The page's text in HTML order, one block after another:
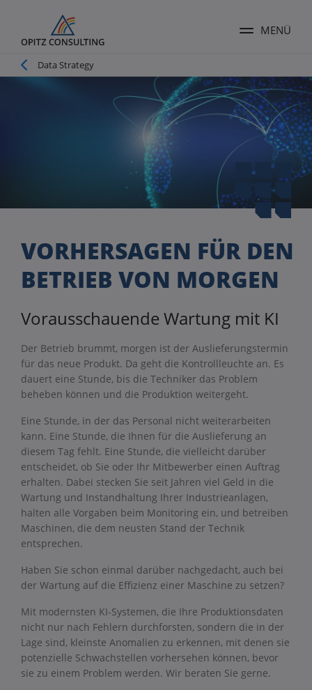
Menü
MENÜ
Pfadnavigation
Data Strategy
VORHERSAGEN FÜR DEN
BETRIEB VON MORGEN
Vorausschauende Wartung mit KI
Der Betrieb brummt, morgen ist der Auslieferungstermin
für das neue Produkt. Da geht die Kontrollleuchte an. Es
dauert eine Stunde, bis die Techniker das Problem
beheben können und die Produktion weitergeht.
Eine Stunde, in der das Personal nicht weiterarbeiten
kann. Eine Stunde, die Ihnen für die Auslieferung an
diesem Tag fehlt. Eine Stunde, die vielleicht darüber
entscheidet, ob Sie oder Ihr Mitbewerber einen Auftrag
erhalten. Dabei stecken Sie seit Jahren viel Geld in die
Wartung und Instandhaltung Ihrer Industrieanlagen,
halten alle Vorgaben beim Monitoring ein, und betreiben
Maschinen, die dem neusten Stand der Technik
entsprechen.
Haben Sie schon einmal darüber nachgedacht, auch bei
der Wartung auf die Effizienz einer Maschine zu setzen?
Mit modernsten KI-Systemen, die Ihre Produktionsdaten
nicht nur nach Fehlern durchforsten, sondern die in der
Lage sind, kleinste Anomalien zu erkennen, mit denen sie
potenzielle Schwachstellen vorhersehen können, bevor
sie zu einem Problem werden. Wir beraten Sie gerne.